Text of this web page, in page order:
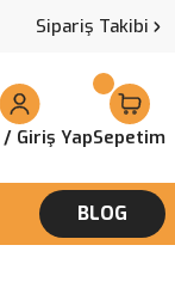
Sipariş Takibi
/ Giriş YapSepetim
BLOG